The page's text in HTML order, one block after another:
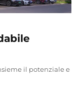
il potenziale e